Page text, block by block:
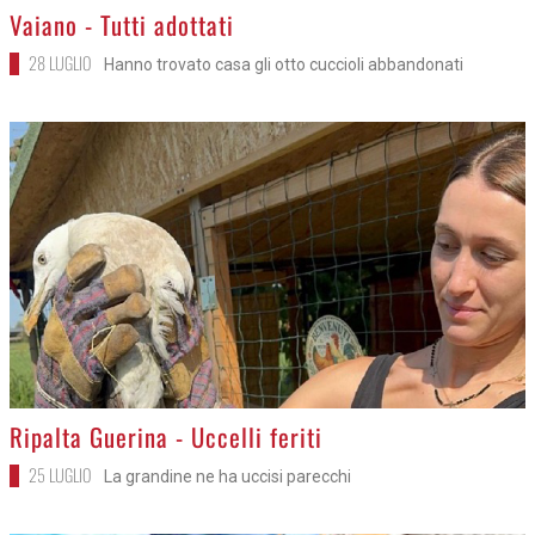
>
Vaiano - Tutti adottati
28 LUGLIO Hanno trovato casa gli otto cuccioli abbandonati
>
Ripalta Guerina - Uccelli feriti
25 LUGLIO La grandine ne ha uccisi parecchi